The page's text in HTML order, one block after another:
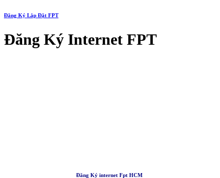
Đăng Ký Lắp Đặt FPT
Đăng Ký Internet FPT
Đăng Ký internet Fpt HCM